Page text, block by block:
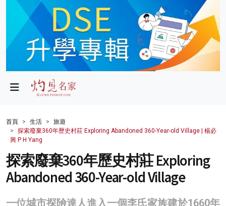
政局
財經
生活
健康
商業
科技
首頁 生活
旅遊
探索廢棄360年歷史村莊 Exploring Abandoned 360-Year-old Village | 楊必
興 P H Yang
探索廢棄360年歷史村莊 Exploring
Abandoned 360-Year-old Village
一位城市探險達人進入一個李氏家族建於1660年